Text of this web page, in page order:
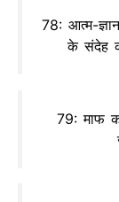
78: आत्म-
के संदेह
79: माफ